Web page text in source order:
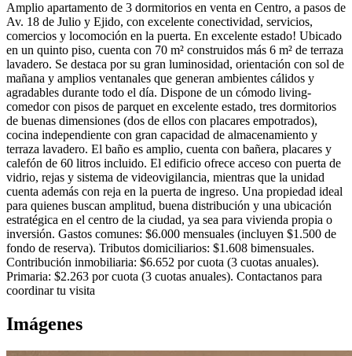
Amplio apartamento de 3 dormitorios en venta en Centro, a pasos de
Av. 18 de Julio y Ejido, con excelente conectividad, servicios,
comercios y locomoción en la puerta. En excelente estado! Ubicado
en un quinto piso, cuenta con 70 m² construidos más 6 m² de terraza
lavadero. Se destaca por su gran luminosidad, orientación con sol de
mañana y amplios ventanales que generan ambientes cálidos y
agradables durante todo el día. Dispone de un cómodo living-
comedor con pisos de parquet en excelente estado, tres dormitorios
de buenas dimensiones (dos de ellos con placares empotrados),
cocina independiente con gran capacidad de almacenamiento y
terraza lavadero. El baño es amplio, cuenta con bañera, placares y
calefón de 60 litros incluido. El edificio ofrece acceso con puerta de
vidrio, rejas y sistema de videovigilancia, mientras que la unidad
cuenta además con reja en la puerta de ingreso. Una propiedad ideal
para quienes buscan amplitud, buena distribución y una ubicación
estratégica en el centro de la ciudad, ya sea para vivienda propia o
inversión. Gastos comunes: $6.000 mensuales (incluyen $1.500 de
fondo de reserva). Tributos domiciliarios: $1.608 bimensuales.
Contribución inmobiliaria: $6.652 por cuota (3 cuotas anuales).
Primaria: $2.263 por cuota (3 cuotas anuales). Contactanos para
coordinar tu visita
Imágenes